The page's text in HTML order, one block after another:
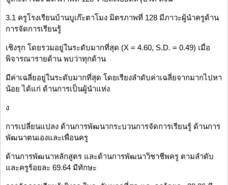
3.1 ครูโรงเรียนบ้านบูเก๊ะตาโมง มิตรภาพที่ 128 มีภาวะผู้นำครูด้าน
การจัดการเรียนรู้
เชิงรุก โดยรวมอยู่ในระดับมากที่สุด (X = 4.60, S.D. = 0.49) เมื่อ
พิจารณารายด้าน พบว่าทุกด้าน
มีค่าเฉลี่ยอยู่ในระดับมากที่สุด โดยเรียงลำดับค่าเฉลี่ยจากมากไปหา
น้อย ได้แก่ ด้านการเป็นผู้นำแห่ง
ง
การเปลี่ยนแปลง ด้านการพัฒนากระบวนการจัดการเรียนรู้ ด้านการ
พัฒนาตนเองและเพื่อนครู
ด้านการพัฒนาหลักสูตร และด้านการพัฒนาวิชาชีพครู ตามลำดับ
และครูร้อยละ 69.64 มีทักษะ